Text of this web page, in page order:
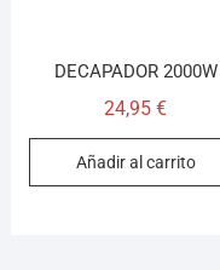
DECAPADOR 2000W
24,95€
Añadir al carrito